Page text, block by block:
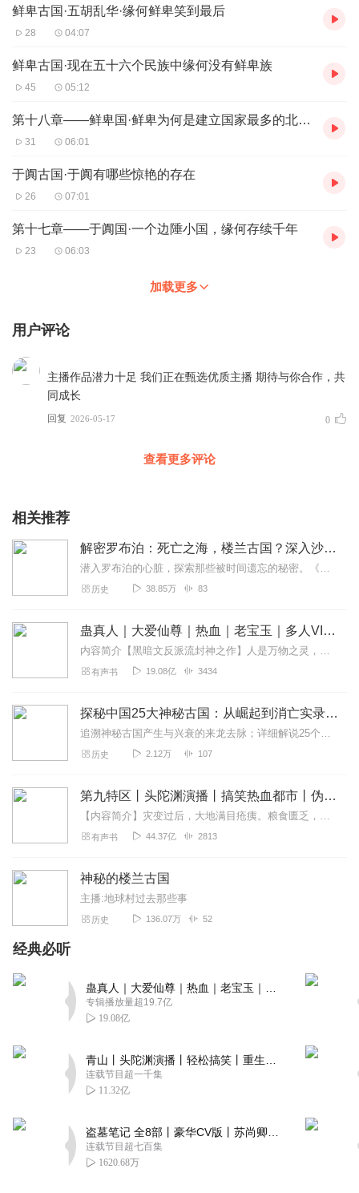
鲜卑古国·五胡乱华·缘何鲜卑笑到最后
28 04:07
鲜卑古国·现在五十六个民族中缘何没有鲜卑族
45 05:12
第十八章——鲜卑国·鲜卑为何是建立国家最多的北方民族
31 06:01
于阗古国·于阗有哪些惊艳的存在
26 07:01
第十七章——于阗国·一个边陲小国，缘何存续千年
23 06:03
加载更多
用户评论
主播作品潜力十足 我们正在甄选优质主播 期待与你合作，共
同成长
回复 2026-05-17 0
查看更多评论
相关推荐
解密罗布泊：死亡之海，楼兰古国？深入沙漠中的神秘力量，揭秘谜失千年的神秘古国｜历史未解之谜
潜入罗布泊的心脏，探索那些被时间遗忘的秘密。《解密罗布泊》不仅仅是一本书，它是一张通往未知世界的门票，一次心灵的冒险。在这里，你将揭开沙漠中那些令人费解的异常现...
历史 38.85万 83
蛊真人｜大爱仙尊｜热血｜老宝玉｜多人VIP免费有声剧
内容简介【黑暗文反派流封神之作】人是万物之灵，蛊是天地真精。一个穿越者不断重生的故事。一个养蛊、炼蛊、用蛊的奇特世界。配音组（男角色）老宝玉旁白...
有声书 19.08亿 3434
探秘中国25大神秘古国：从崛起到消亡实录|未解之谜
追溯神秘古国产生与兴衰的来龙去脉；详细解说25个神秘古国的辉煌与文明。“开国何茫然”的古蜀；灿烂的三星堆文化；楼兰国沉睡的大漠，还有古中山国、渤海国、夜郎、大理...
历史 2.12万 107
第九特区丨头陀渊演播丨搞笑热血都市丨伪戒丨VIP免费多人有声剧
【内容简介】灾变过后，大地满目疮痍。粮食匮乏，资源紧俏，局势混乱……一位从待规划区杀出来的青年，背对着漫天黄沙，孤身来到九区谋生，却不曾想偶然结识三五好友，一念...
有声书 44.37亿 2813
神秘的楼兰古国
主播:地球村过去那些事
历史 136.07万 52
经典必听
专辑播放量超19.7亿
19.08亿
连载节目超一千集
11.32亿
连载节目超七百集
1620.68万